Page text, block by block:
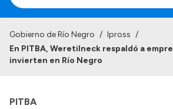
Institucional
Autoridades
Gobierno de Río Negro / Ipross /
En PITBA, Weretilneck respaldó a
invierten en Río Negro
PITBA